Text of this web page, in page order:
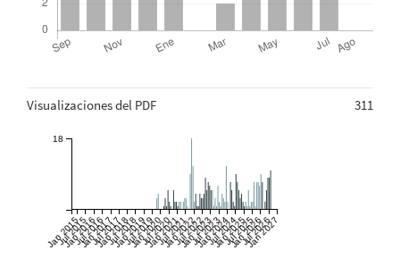
Visualizaciones del PDF 311
Jan 2015
Jul 2015
Jan 2016
Jul 2016
Jan 2017
Jul 2017
Jan 2018
Jul 2018
Jan 2019
Jul 2019
Jan 2020
Jul 2020
Jan 2021
Jul 2021
Jan 2022
Jul 2022
Jan 2023
Jul 2023
Jan 2024
Jul 2024
Jan 2025
Jul 2025
Jan 2026
Jul 2026
Jan 2027
18